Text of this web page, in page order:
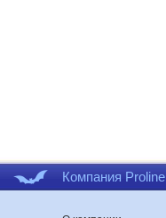
Компания Proline